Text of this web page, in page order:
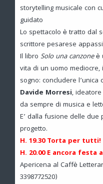
storytelling musicale con
guidato
Lo spettacolo è tratto dal
scrittore pesarese
Il libro Solo una canzoneè
vita di un uomo
sogno: concludere
Davide Morresi,
da sempre di musica e
E’ dalla fusione delle
progetto.
H. 19.30 Torta per tutti!
H. 20.00 E ancora
Apericena al Caffè
3398772520)